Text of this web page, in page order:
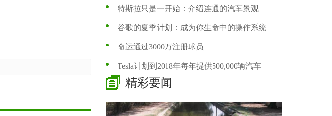
特斯拉只是一开始：介绍连通的汽车景观
谷歌的夏季计划：成为你生命中的操作系统
命运通过3000万注册球员
Tesla计划到2018年每年提供500,000辆汽车
AT＆T在今年的Directv Streaming Service推出之前收购了OTT视频平台QuickPlay
精彩要闻